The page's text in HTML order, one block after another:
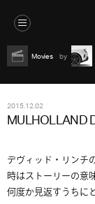
Movies
2015.12.02
MULHOLLAND
デヴィッド・リンチ
時はストーリーの意
何度か見返すうちに